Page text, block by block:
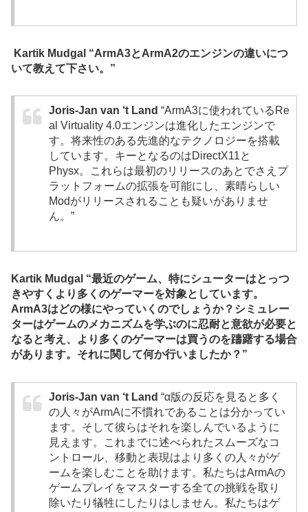
Kartik Mudgal “ArmA3とArmA2のエンジンの違いにつ
いて教えて下さい。”
Joris-Jan van ‘t Land “ArmA3に使われている Re
a Virtua ity 4.0エンジンは進化したエンジンで
す。将来性のある先進的なテクノロジーを搭載
しています。キーとなるのはDirectX11と
Physx。これらは最初のリリースのあとでさえプ
ラットフォームの拡張を可能にし、素晴らしい
Modがリリースされることも疑いがありませ
ん。”
Kartik Mudgal “最近のゲーム、特にシューターはとっつ
きやすくより多くのゲーマーを対象としています。
ArmA3はどの様にやっていくのでしょうか？シミュレー
ターはゲームのメカニズムを学ぶのに忍耐と意欲が必要と
なると考え、より多くのゲーマーは買うのを躊躇する場合
があります。それに関して何か行いましたか？”
Joris-Jan van ‘t Land “α版の反応を見ると多く
の人々がArmAに不慣れであることは分かってい
ます。そして彼らはそれを楽しんでいるように
見えます。これまでに述べられたスムーズなコ
ントロール、移動と表現はより多くの人々がゲ
ームを楽しむことを助けます。私たちはArmAの
ゲームプレイをマスターする全ての挑戦を取り
除いたり犠牲にしたりはしません。私たちはゲ